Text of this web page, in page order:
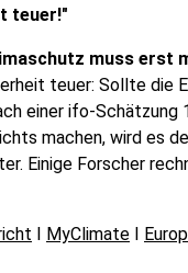
teuer!"
muss erst
teuer: Sollte die
einer ifo-Schätzung
machen, wird es
Einige Forscher
I MyClimate I